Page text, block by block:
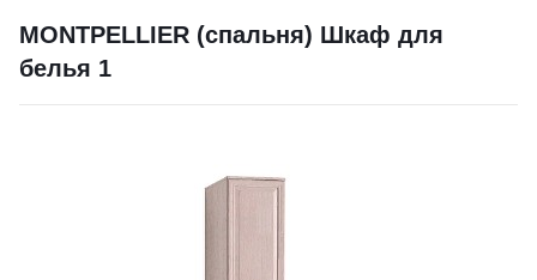
MONTPELLIER (спальня) Шкаф для
белья 1